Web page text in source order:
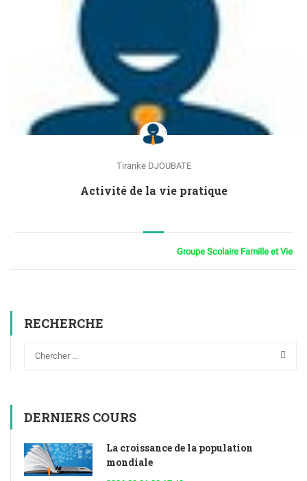
Tiranke DJOUBATE
Activité de la vie pratique
Groupe Scolaire Famille et Vie
RECHERCHE
DERNIERS COURS
La croissance de la population
mondiale